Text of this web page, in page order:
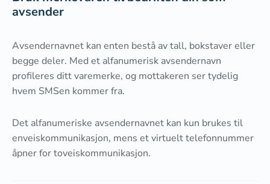
avsender
Avsendernavnet kan enten bestå av tall, bokstaver eller
begge deler. Med et alfanumerisk avsendernavn
profileres ditt varemerke, og mottakeren ser tydelig
hvem SMSen kommer fra.
Det alfanumeriske avsendernavnet kan kun brukes til
enveiskommunikasjon, mens et virtuelt telefonnummer
åpner for toveiskommunikasjon.